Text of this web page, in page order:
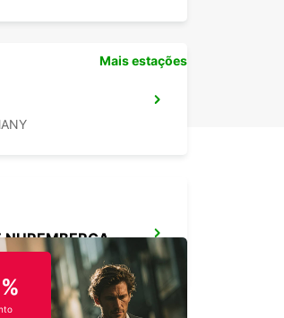
NUREMBERGA
Mais estações